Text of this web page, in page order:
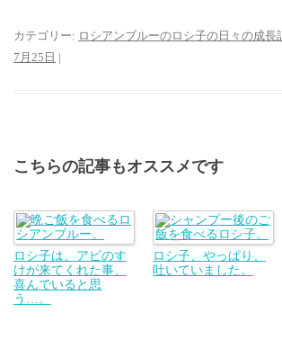
カテゴリー: ロシアンブルーのロシ子の日々の成長
7月25日 |
こちらの記事もオススメです
ロシ子は、アビのす
けが来てくれた事、
喜んでいると思
う…。
ロシ子、やっぱり、
吐いていました。